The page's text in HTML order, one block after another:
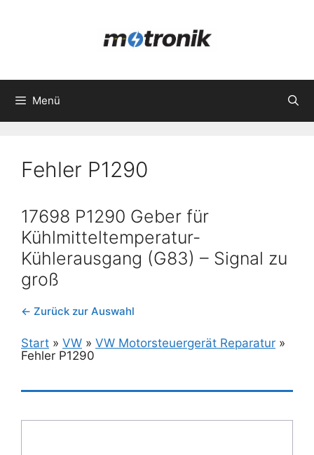
Menü
Fehler P1290
17698 P1290 Geber für
Kühlmitteltemperatur-
Kühlerausgang (G83) – Signal zu
groß
← Zurück zur Auswahl
Start » VW » VW Motorsteuergerät Reparatur »
Fehler P1290